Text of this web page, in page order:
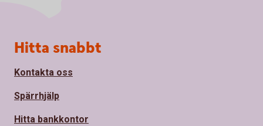
Sidfot
Hitta snabbt
Kontakta oss
Spärrhjälp
Hitta bankkontor